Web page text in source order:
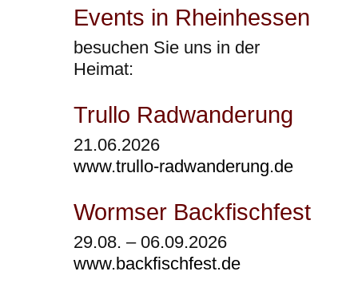
Events in Rheinhessen
besuchen Sie uns in der
Heimat:
Trullo Radwanderung
21.06.2026
www.trullo-radwanderung.de
Wormser Backfischfest
29.08. – 06.09.2026
www.backfischfest.de